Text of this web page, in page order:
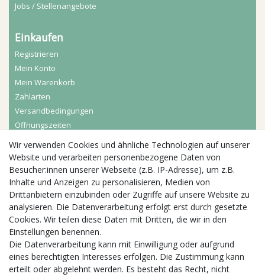
Jobs / Stellenangebote
Einkaufen
Registrieren
Mein Konto
Mein Warenkorb
Zahlarten
Versandbedingungen
Öffnungszeiten
Aktuelles
Busgruppen
Kindergeburtstage
Kindergartenausflug
Schulklassenausflug
Zwillingsrabatt
Wir verwenden Cookies und ähnliche Technologien auf unserer
Website und verarbeiten personenbezogene Daten von
Besucher:innen unserer Webseite (z.B. IP-Adresse), um z.B.
Inhalte und Anzeigen zu personalisieren, Medien von
Drittanbietern einzubinden oder Zugriffe auf unsere Website zu
analysieren. Die Datenverarbeitung erfolgt erst durch gesetzte
Cookies. Wir teilen diese Daten mit Dritten, die wir in den
Einstellungen benennen.
Die Datenverarbeitung kann mit Einwilligung oder aufgrund
eines berechtigten Interesses erfolgen. Die Zustimmung kann
erteilt oder abgelehnt werden. Es besteht das Recht, nicht